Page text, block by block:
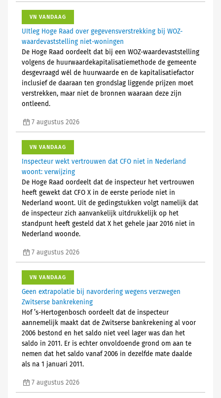
VN VANDAAG
UItleg Hoge Raad over gegevensverstrekking bij WOZ-
waardevaststelling niet-woningen
De Hoge Raad oordeelt dat bij een WOZ-waardevaststelling
volgens de huurwaardekapitalisatiemethode de gemeente
desgevraagd wél de huurwaarde en de kapitalisatiefactor
inclusief de daaraan ten grondslag liggende prijzen moet
verstrekken, maar niet de bronnen waaraan deze zijn
ontleend.
7 augustus 2026
VN VANDAAG
Inspecteur wekt vertrouwen dat CFO niet in Nederland
woont: verwijzing
De Hoge Raad oordeelt dat de inspecteur het vertrouwen
heeft gewekt dat CFO X in de eerste periode niet in
Nederland woont. Uit de gedingstukken volgt namelijk dat
de inspecteur zich aanvankelijk uitdrukkelijk op het
standpunt heeft gesteld dat X het gehele jaar 2016 niet in
Nederland woonde.
7 augustus 2026
VN VANDAAG
Geen extrapolatie bij navordering wegens verzwegen
Zwitserse bankrekening
Hof ’s-Hertogenbosch oordeelt dat de inspecteur
aannemelijk maakt dat de Zwitserse bankrekening al voor
2006 bestond en het saldo niet veel lager was dan het
saldo in 2011. Er is echter onvoldoende grond om aan te
nemen dat het saldo vanaf 2006 in dezelfde mate daalde
als na 1 januari 2011.
7 augustus 2026